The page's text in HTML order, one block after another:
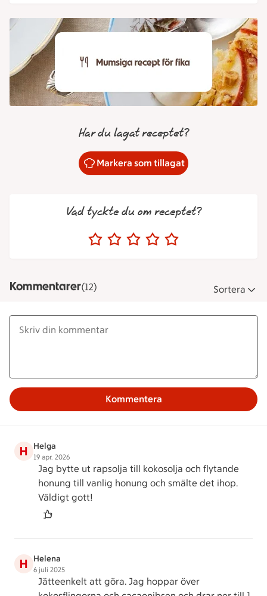
Har du lagat receptet?
Markera som tillagat
Vad tyckte du om receptet?
Kommentarer(12) Sortera
Kommentera
H Helga
19 apr. 2026
Jag bytte ut rapsolja till kokosolja och flytande
honung till vanlig honung och smälte det ihop.
Väldigt gott!
H Helena
6 juli 2025
Jätteenkelt att göra. Jag hoppar över